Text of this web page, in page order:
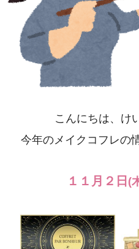
こんにちは、け
今年のメイクコフレの
１１月２日 (